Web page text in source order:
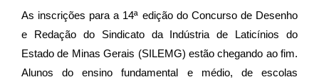
As inscrições para a 14ª edição do Concurso de Desenho
e Redação do Sindicato da Indústria de Laticínios do
Estado de Minas Gerais (SILEMG) estão chegando ao fim.
Alunos do ensino fundamental e médio, de escolas